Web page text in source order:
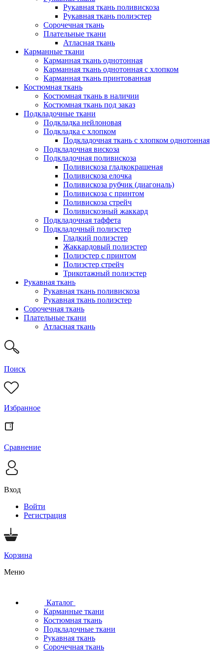
Рукавная ткань поливискоза
Рукавная ткань полиэстер
Сорочечная ткань
Плательные ткани
Атласная ткань
Карманные ткани
Карманная ткань однотонная
Карманная ткань однотонная с хлопком
Карманная ткань принтованная
Костюмная ткань
Костюмная ткань в наличии
Костюмная ткань под заказ
Подкладочные ткани
Подкладка нейлоновая
Подкладка с хлопком
Подкладочная ткань с хлопком однотонная
Подкладочная вискоза
Подкладочная поливискоза
Поливискоза гладкокрашеная
Поливискоза елочка
Поливискоза рубчик (диагональ)
Поливискоза с принтом
Поливискоза стрейч
Поливискозный жаккард
Подкладочная таффета
Подкладочный полиэстер
Гладкий полиэстер
Жаккардовый полиэстер
Полиэстер с принтом
Полиэстер стрейч
Трикотажный полиэстер
Рукавная ткань
Рукавная ткань поливискоза
Рукавная ткань полиэстер
Сорочечная ткань
Плательные ткани
Атласная ткань
Поиск
Избранное
Сравнение
Вход
Войти
Регистрация
Корзина
Меню
Каталог
Карманные ткани
Костюмная ткань
Подкладочные ткани
Рукавная ткань
Сорочечная ткань